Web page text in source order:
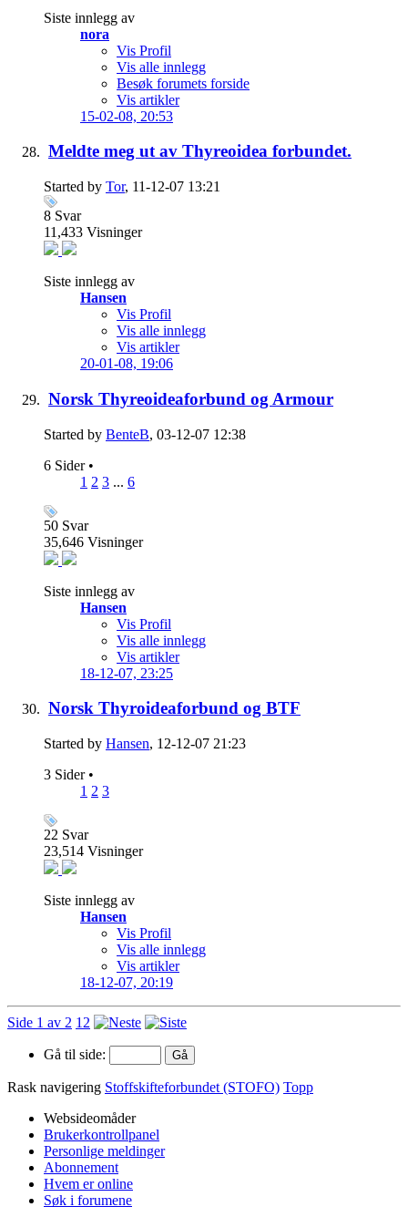
Siste innlegg av
nora
Vis Profil
Vis alle innlegg
Besøk forumets forside
Vis artikler
15-02-08, 20:53
Meldte meg ut av Thyreoidea forbundet.
Started by Tor, 11-12-07 13:21
8 Svar
11,433 Visninger
Siste innlegg av
Hansen
Vis Profil
Vis alle innlegg
Vis artikler
20-01-08, 19:06
Norsk Thyreoideaforbund og Armour
Started by BenteB, 03-12-07 12:38
6 Sider •
1 2 3 ... 6
50 Svar
35,646 Visninger
Siste innlegg av
Hansen
Vis Profil
Vis alle innlegg
Vis artikler
18-12-07, 23:25
Norsk Thyroideaforbund og BTF
Started by Hansen, 12-12-07 21:23
3 Sider •
1 2 3
22 Svar
23,514 Visninger
Siste innlegg av
Hansen
Vis Profil
Vis alle innlegg
Vis artikler
18-12-07, 20:19
Side 1 av 2 1 2
Gå til side:
Rask navigering Stoffskifteforbundet (STOFO) Topp
Websideomåder
Brukerkontrollpanel
Personlige meldinger
Abonnement
Hvem er online
Søk i forumene